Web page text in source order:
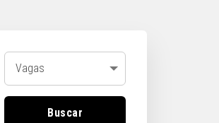
Vagas
Buscar